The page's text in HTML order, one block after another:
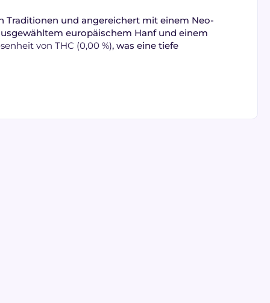
Traditionen und angereichert mit einem Neo-
europäischem Hanf und einem
von THC (0,00 %), was eine tiefe
holzigen